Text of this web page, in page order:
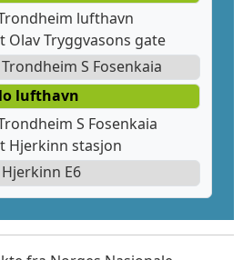
lufthavn
Olav Tryggvasons gate
S Fosenkaia
lufthavn
S Fosenkaia
Hjerkinn stasjon
E6